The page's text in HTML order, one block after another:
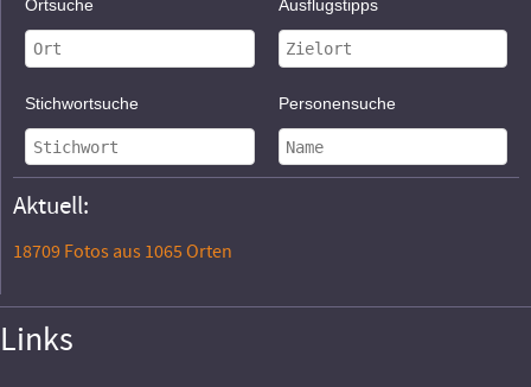
Ortsuche Ausflugstipps
Stichwortsuche Personensuche
Aktuell:
18709 Fotos aus 1065 Orten
Links